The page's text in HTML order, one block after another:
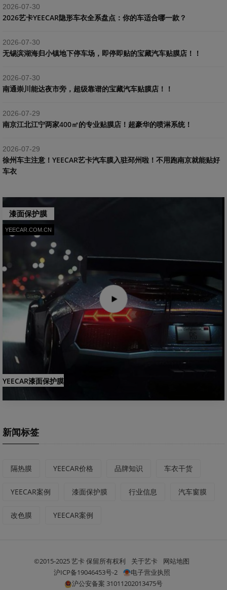
2026-07-30
2026艺卡YEECAR隐形车衣全系盘点：你的车适合哪一款？
2026-07-30
​无锡滨湖海归小镇地下停车场，即停即贴的宝藏汽车贴膜店！！
2026-07-30
南通崇川能达夜市旁，超级靠谱的宝藏汽车贴膜店！！
2026-07-29
南京江北江宁两家400㎡的专业贴膜店！超豪华的喷淋系统！
2026-07-29
​徐州车主注意！YEECAR艺卡汽车膜入驻邳州啦！不用跑南京就能贴好
车衣
漆面保护膜
YEECAR.COM.CN
YEECAR漆面保护膜
新闻标签
隔热膜 YEECAR价格 品牌知识 车衣干货
YEECAR案例 漆面保护膜 行业信息 汽车窗膜
改色膜 YEECAR案例
©2015-2025 艺卡 保留所有权利 关于艺卡
网站地图
沪ICP备19046453号-2
电子营业执照
沪公安备案 31011202013475号